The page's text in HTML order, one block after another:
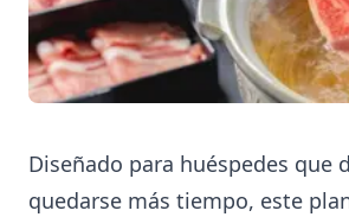
Diseñado para huéspedes que
quedarse más tiempo, este